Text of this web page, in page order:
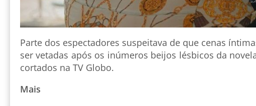
Parte dos espectadores suspeitava de que cenas
ser vetadas após os inúmeros beijos lésbicos da
cortados na TV Globo.
Mais